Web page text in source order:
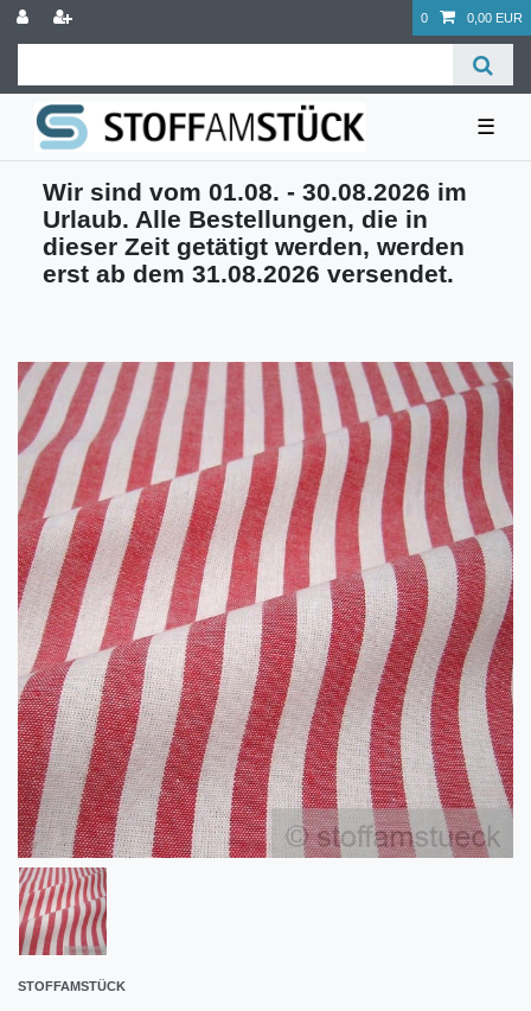
0 0,00 EUR
☰
Wir sind vom 01.08. - 30.08.2026 im
Urlaub. Alle Bestellungen, die in
dieser Zeit getätigt werden, werden
erst ab dem 31.08.2026 versendet.
STOFFAMSTÜCK